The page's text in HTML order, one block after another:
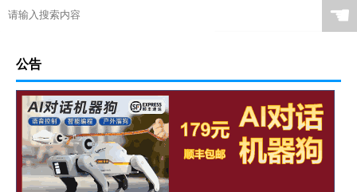
☚
公告